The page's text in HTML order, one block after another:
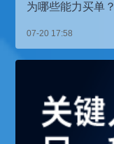
为哪些能力买单？
07-20 17:58